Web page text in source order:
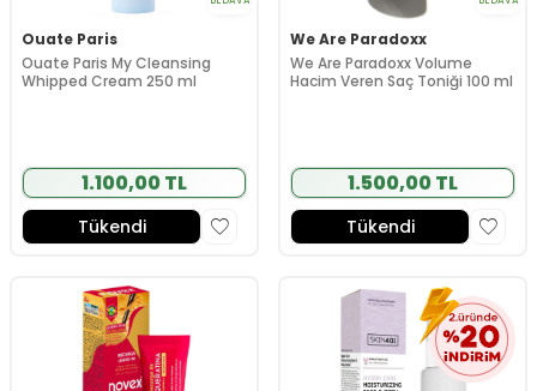
Ouate Paris
Ouate Paris My Cleansing
Whipped Cream 250 ml
1.100,00 TL
Tükendi
We Are Paradoxx
We Are Paradoxx Volume
Hacim Veren Saç Toniği 100 ml
1.500,00 TL
Tükendi